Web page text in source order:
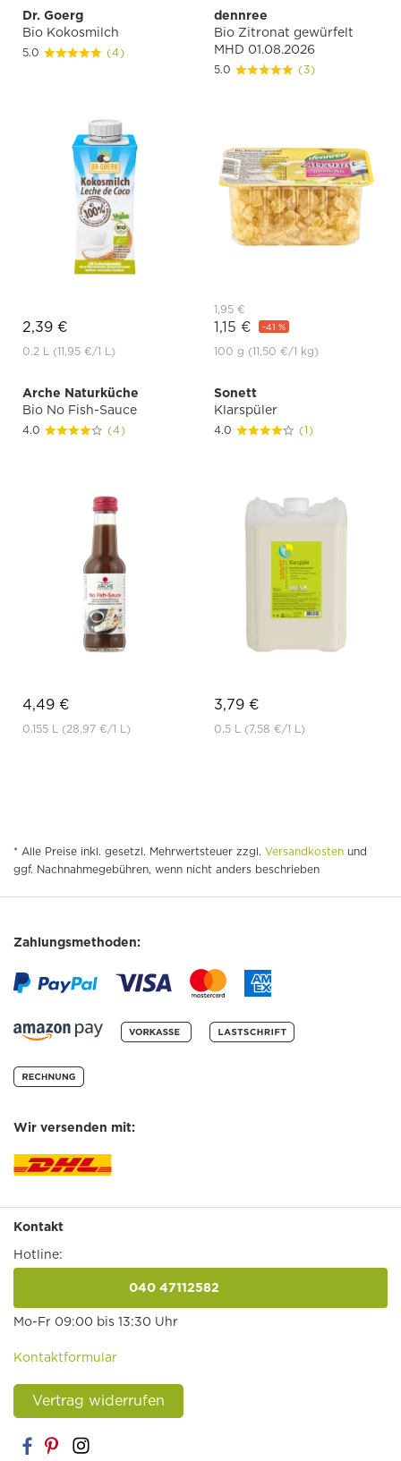
Dr. Goerg
Bio Kokosmilch
5.0 (4)
2,39 €
0.2 L (11,95 €/1 L)
dennree
Bio Zitronat gewürfelt
MHD 01.08.2026
5.0 (3)
1,95 €
1,15 € -41 %
100 g (11,50 €/1 kg)
Arche Naturküche
Bio No Fish-Sauce
4.0 (4)
4,49 €
0.155 L (28,97 €/1 L)
Sonett
Klarspüler
4.0 (1)
3,79 €
0.5 L (7,58 €/1 L)
* Alle Preise inkl. gesetzl. Mehrwertsteuer zzgl. Versandkosten und
ggf. Nachnahmegebühren, wenn nicht anders beschrieben
Zahlungsmethoden:
Wir versenden mit:
Kontakt
Hotline:
040 47112582
Mo-Fr 09:00 bis 13:30 Uhr
Kontaktformular
Vertrag widerrufen